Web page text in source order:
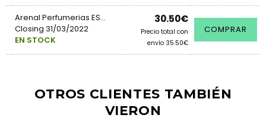
Arenal Perfumerias ES...
Closing 31/03/2022
EN STOCK
30.50€
Precio total con
envío 35.50€
COMPRAR
OTROS CLIENTES TAMBIÉN
VIERON